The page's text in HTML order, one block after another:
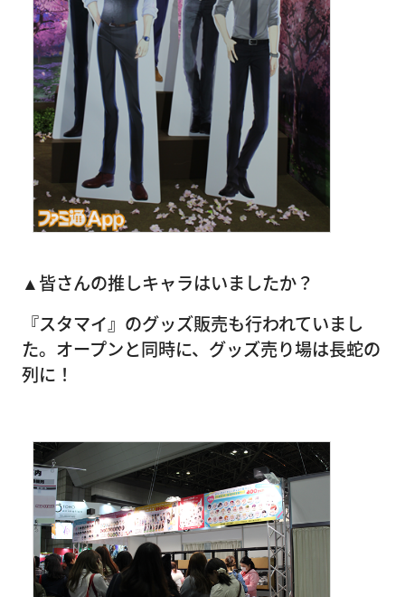
▲皆さんの推しキャラはいましたか？
『スタマイ』のグッズ販売も行われていまし
た。オープンと同時に、グッズ売り場は長蛇の
列に！